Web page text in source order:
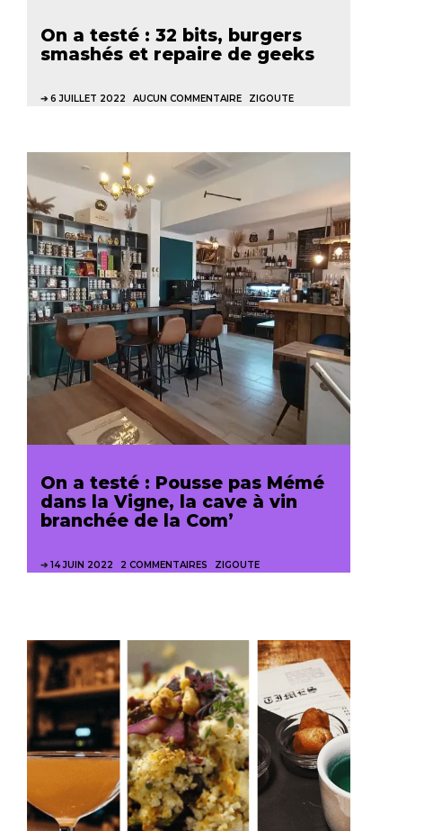
On a testé : 32 bits, burgers
smashés et repaire de geeks
6 JUILLET 2022 AUCUN COMMENTAIRE ZIGOUTE
On a testé : Pousse pas Mémé
dans la Vigne, la cave à vin
branchée de la Com’
14 JUIN 2022 2 COMMENTAIRES ZIGOUTE